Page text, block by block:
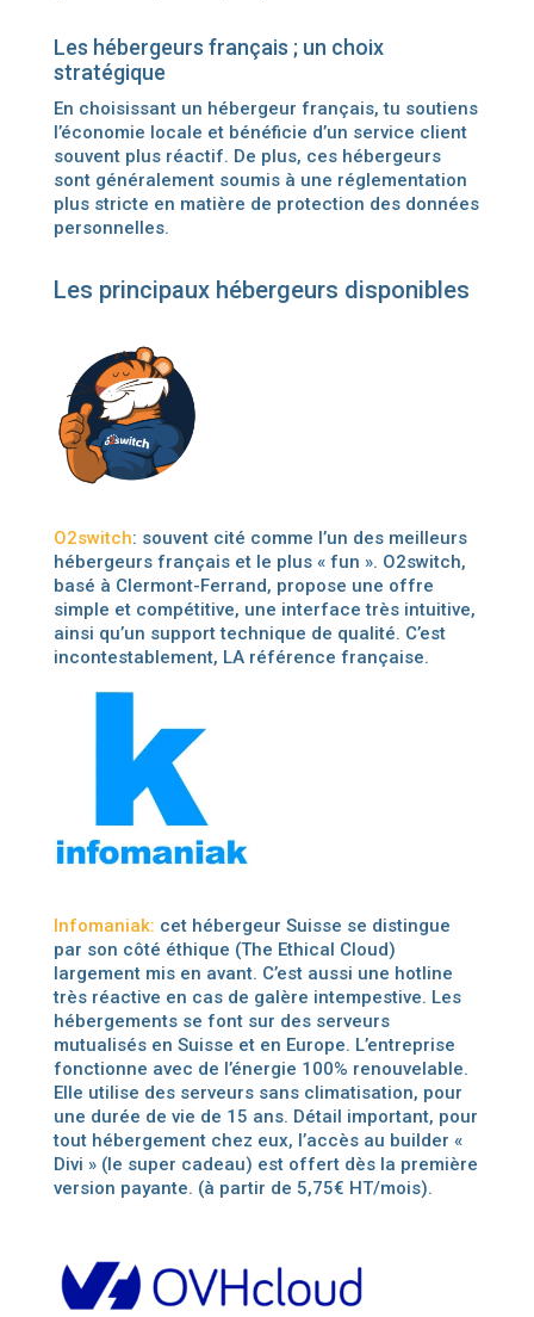
Les hébergeurs français ; un choix
stratégique
En choisissant un hébergeur français, tu soutiens
l’économie locale et bénéficie d’un service client
souvent plus réactif. De plus, ces hébergeurs
sont généralement soumis à une réglementation
plus stricte en matière de protection des données
personnelles.
Les principaux hébergeurs disponibles
O2switch: souvent cité comme l’un des meilleurs
hébergeurs français et le plus « fun ». O2switch,
basé à Clermont-Ferrand, propose une offre
simple et compétitive, une interface très intuitive,
ainsi qu’un support technique de qualité. C’est
incontestablement, LA référence française.
Infomaniak: cet hébergeur Suisse se distingue
par son côté éthique (The Ethical Cloud)
largement mis en avant. C’est aussi une hotline
très réactive en cas de galère intempestive. Les
hébergements se font sur des serveurs
mutualisés en Suisse et en Europe. L’entreprise
fonctionne avec de l’énergie 100% renouvelable.
Elle utilise des serveurs sans climatisation, pour
une durée de vie de 15 ans. Détail important, pour
tout hébergement chez eux, l’accès au builder «
Divi » (le super cadeau) est offert dès la première
version payante. (à partir de 5,75€ HT/mois).